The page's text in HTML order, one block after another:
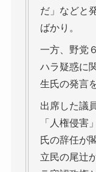
だ」などと
ばかり。
一方、野党
ハラ疑惑に
生氏の発言
出席した議
「人権侵害
氏の辞任が
立民の尾辻